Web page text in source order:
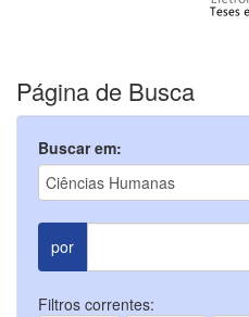
Página de Busca
Buscar em:
por
Filtros correntes: